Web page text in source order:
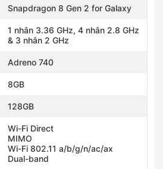
Snapdragon 8 Gen 2 for Galaxy
1 nhân 3.36 GHz, 4 nhân 2.8 GHz
& 3 nhân 2 GHz
Adreno 740
8GB
128GB
Wi-Fi Direct
MIMO
Wi-Fi 802.11 a/b/g/n/ac/ax
Dual-band